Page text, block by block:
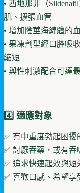
• 西地那非（
肌、擴張血管
• 增加陰莖海綿體的
• 果凍劑型經口腔吸
縮短
• 與性刺激配合可達
4️⃣ 適應對象
✅ 有中重度勃起困擾
✅ 討厭吞藥，或有吞
✅ 追求快速起效與
✅ 喜歡口感、希望